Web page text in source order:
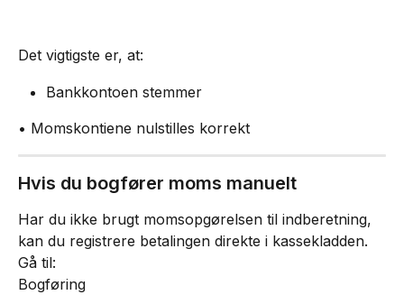
Det vigtigste er, at:
Bankkontoen stemmer
• Momskontiene nulstilles korrekt
Hvis du bogfører moms manuelt
Har du ikke brugt momsopgørelsen til indberetning,
kan du registrere betalingen direkte i kassekladden.
Gå til:
Bogføring